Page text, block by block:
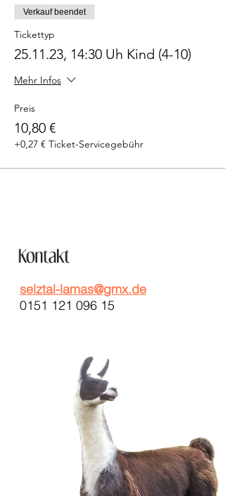
Verkauf beendet
Tickettyp
25.11.23, 14:30 Uh Kind (4-10)
Mehr Infos
Preis
10,80 €
+0,27 € Ticket-Servicegebühr
selztal-lamas@gmx.de
0151 121 096 15